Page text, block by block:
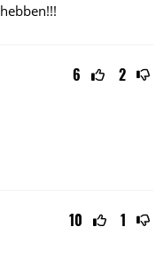
6 2
10 1